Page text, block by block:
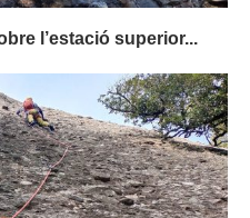
l’estació superior...